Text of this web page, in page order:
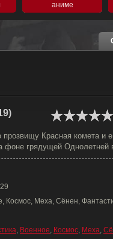
аниме
прозвищу Красная комета и
фоне грядущей Однолетней
Космос, Меха, Сёнен,
, Военное, Космос, Меха,